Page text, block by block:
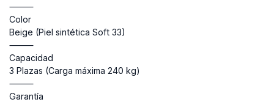
⸻
Color
Beige (Piel sintética Soft 33)
⸻
Capacidad
3 Plazas (Carga máxima 240 kg)
⸻
Garantía